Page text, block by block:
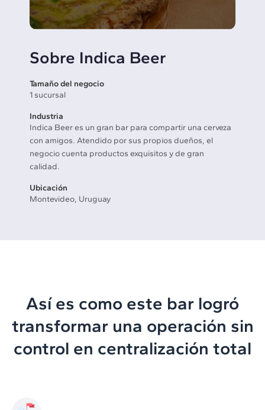
Sobre Indica Beer
Tamaño del negocio
1 sucursal
Industria
Indica Beer es un gran bar para compartir una cerveza
con amigos. Atendido por sus propios dueños, el
negocio cuenta productos exquisitos y de gran
calidad.
Ubicación
Montevideo, Uruguay
Así es como este bar logró
transformar una operación sin
control en centralización total